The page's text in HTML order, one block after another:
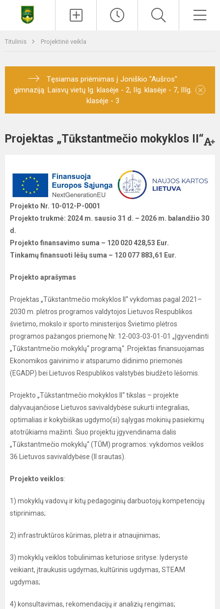
Titulinis Projektinė veikla
Tęsiamas priėmimas į Joniškio "Aušros"
gimnaziją. Laisvų vietų Ig. klasėje - 2, IIg. klasėje - 7, IIIg.
klasėje - 3
×
Projektas „Tūkstantmečio mokyklos II“
Projekto Nr. 10-012-P-0001
Projekto trukmė: 2024 m. sausio 31 d. – 2026 m. balandžio 30
d.
Projekto finansavimo suma – 120 020 428,53 Eur.
Tinkamų finansuoti lėšų suma – 120 077 883,61 Eur.
Projekto aprašymas
Projektas „Tūkstantmečio mokyklos II“ vykdomas pagal 2021–
2030 m. plėtros programos valdytojos Lietuvos Respublikos
švietimo, mokslo ir sporto ministerijos Švietimo plėtros
programos pažangos priemonę Nr. 12-003-03-01-01 „Įgyvendinti
„Tūkstantmečio mokyklų“ programą“. Projektas finansuojamas
Ekonomikos gaivinimo ir atsparumo didinimo priemonės
(EGADP) bei Lietuvos Respublikos valstybės biudžeto lėšomis.
Projekto „Tūkstantmečio mokyklos II“ tikslas – projekte
dalyvaujančiose Lietuvos savivaldybėse sukurti integralias,
optimalias ir kokybiškas ugdymo(si) sąlygas mokinių pasiekimų
atotrūkiams mažinti. Šiuo projektu įgyvendinama dalis
„Tūkstantmečio mokyklų“ (TŪM) programos: vykdomos veiklos
36 Lietuvos savivaldybėse (II srautas).
Projekto veiklos:
1) mokyklų vadovų ir kitų pedagoginių darbuotojų kompetencijų
stiprinimas;
2) infrastruktūros kūrimas, plėtra ir atnaujinimas;
3) mokyklų veiklos tobulinimas keturiose srityse: lyderystė
veikiant, įtraukusis ugdymas, kultūrinis ugdymas, STEAM
ugdymas;
4) konsultavimas, rekomendacijų ir analizių rengimas;